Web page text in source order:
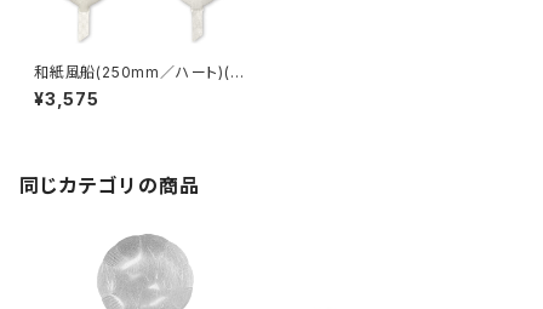
和紙風船(250mm／ハート)(10
枚)
¥3,575
同じカテゴリの商品